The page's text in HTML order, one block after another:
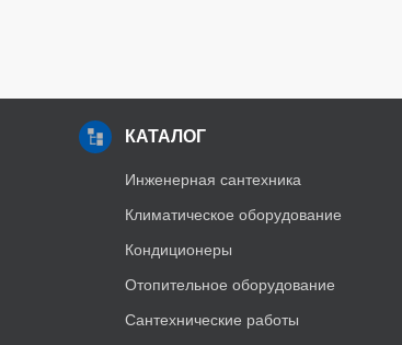
КАТАЛОГ
Инженерная сантехника
Климатическое оборудование
Кондиционеры
Отопительное оборудование
Сантехнические работы